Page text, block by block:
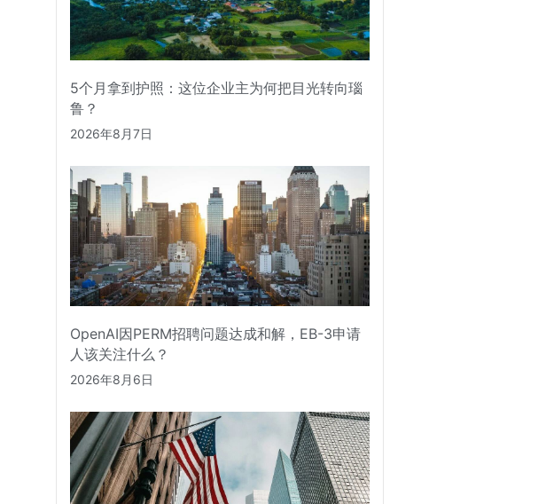
5个月拿到护照：这位企业主为何把目光转向瑙
鲁？
2026年8月7日
OpenAI因PERM招聘问题达成和解，EB-3申请
人该关注什么？
2026年8月6日